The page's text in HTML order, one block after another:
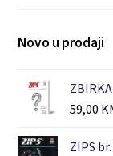
Novo u prodaji
59,00
ZIPS